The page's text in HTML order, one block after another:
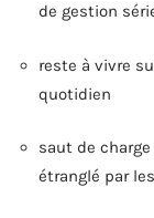
de gestion
reste à vivre
quotidien
saut de
étranglé par